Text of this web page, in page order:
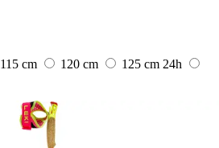
115 cm 120 cm 125 cm 24h